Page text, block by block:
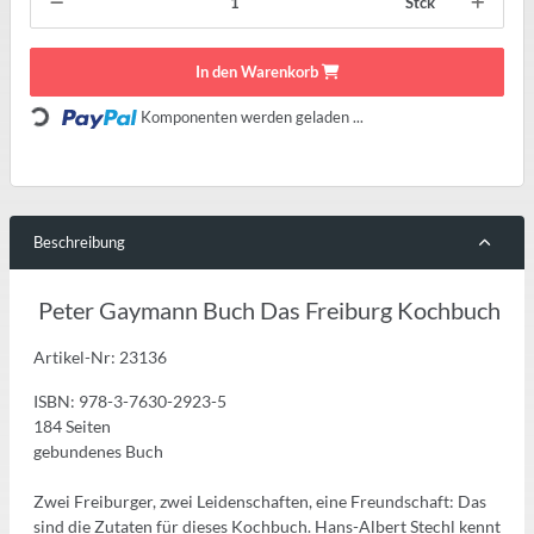
In den Warenkorb
Loading... Komponenten werden geladen ...
Beschreibung
Peter Gaymann Buch Das Freiburg Kochbuch
Artikel-Nr: 23136
ISBN: 978-3-7630-2923-5
184 Seiten
gebundenes Buch
Zwei Freiburger, zwei Leidenschaften, eine Freundschaft: Das
sind die Zutaten für dieses Kochbuch. Hans-Albert Stechl kennt